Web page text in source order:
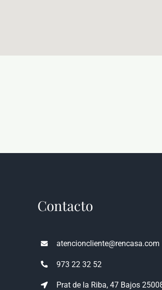
Contacto
atencioncliente@rencasa.com
973 22 32 52
Prat de la Riba, 47 Bajos